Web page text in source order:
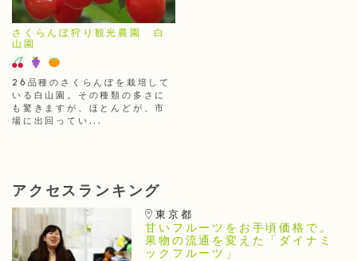
さくらんぼ狩り観光農園 白
山園
26品種のさくらんぼを栽培して
いる白山園。その種類の多さに
も驚きますが、ほとんどが、市
場に出回ってい...
アクセスランキング
東京都
甘いフルーツをお手頃価格で。
果物の流通を変えた「ダイナミ
ックフルーツ」